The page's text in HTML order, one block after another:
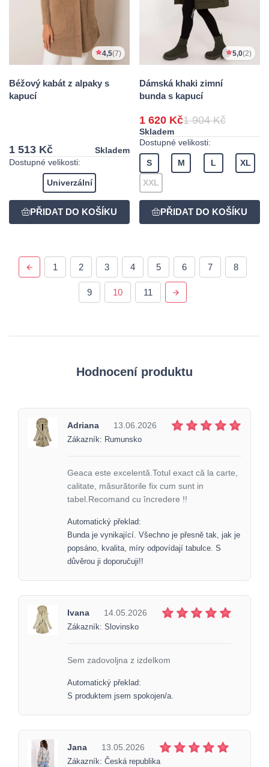
4,5(7)
Béžový kabát z alpaky s
kapucí
1 513 Kč
Skladem
Dostupné velikosti:
Univerzální
5,0(2)
Dámská khaki zimní
bunda s kapucí
1 620 Kč1 904 Kč
Skladem
Dostupné velikosti:
S M L XL
XXL
1 2 3 4 5 6 7 8
9 10 11
Hodnocení produktu
Adriana 13.06.2026
Zákazník: Rumunsko
Geaca este excelentă.Totul exact că la carte,
calitate, măsurătorile fix cum sunt in
tabel.Recomand cu încredere !!
Automatický překlad:
Bunda je vynikající. Všechno je přesně tak, jak je
popsáno, kvalita, míry odpovídají tabulce. S
důvěrou ji doporučuji!!
Ivana 14.05.2026
Zákazník: Slovinsko
Sem zadovoljna z izdelkom
Automatický překlad:
S produktem jsem spokojen/a.
Jana 13.05.2026
Zákazník: Česká republika